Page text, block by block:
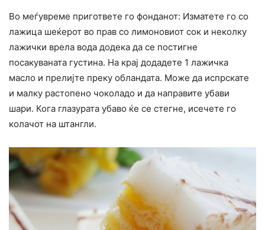
Во меѓувреме пригответе го фонданот: Изматете го со
лажица шеќерот во прав со лимоновиот сок и неколку
лажички врела вода додека да се постигне
посакуваната густина. На крај додадете 1 лажичка
масло и прелијте преку обландата. Може да испрскате
и малку растопено чоколадо и да направите убави
шари. Кога глазурата убаво ќе се стегне, исечете го
колачот на штангли.